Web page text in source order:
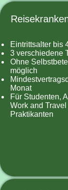
Eintrittsalter bis
3 verschiedene
Ohne
möglich
Monat
Für Studenten,
Work and Travel
Praktikanten